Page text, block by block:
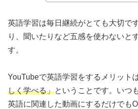
英語学習は毎日継続がとても大切で
り、聞いたりなど五感を使わないと
す。
YouTubeで英語学習をするメリットは
しく学べる」ということです。いつ
英語に関連した動画にするだけでも